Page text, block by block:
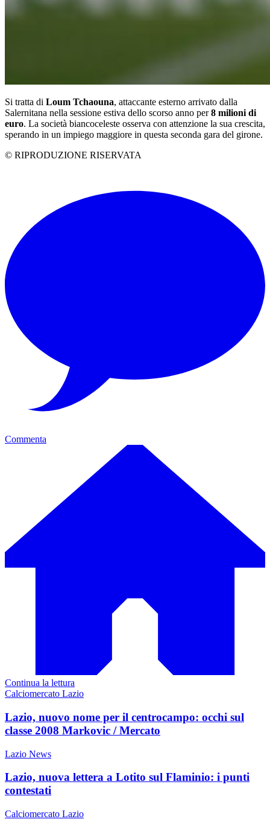
Si tratta di Loum Tchaouna, attaccante esterno arrivato dalla
Salernitana nella sessione estiva dello scorso anno per8 milioni di
euro. La società biancoceleste osserva con attenzione la sua crescita,
sperando in un impiego maggiore in questa seconda gara del girone.
© RIPRODUZIONE RISERVATA
Commenta
Continua la lettura
Calciomercato Lazio
Lazio, nuovo nome per il centrocampo: occhi sul
classe 2008 Markovic / Mercato
Lazio News
Lazio, nuova lettera a Lotito sul Flaminio: i punti
contestati
Calciomercato Lazio